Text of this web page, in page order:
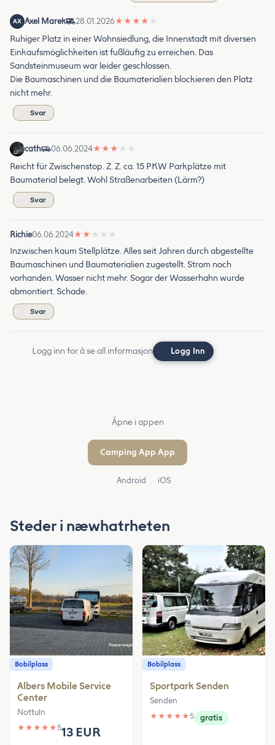
AX Axel Marek 28.01.2026★ ★ ★ ★ ★
Ruhiger Platz in einer Wohnsiedlung, die Innenstadt mit diversen
Einkaufsmöglichkeiten ist fußläufig zu erreichen. Das
Sandsteinmuseum war leider geschlossen.
Die Baumaschinen und die Baumaterialien blockieren den Platz
nicht mehr.
Svar
cath 06.06.2024★ ★ ★ ★ ★
Reicht für Zwischenstop. Z. Z. ca. 15 PKW Parkplätze mit
Baumaterial belegt. Wohl Straßenarbeiten (Lärm?)
Svar
Richie06.06.2024★ ★ ★ ★ ★
Inzwischen kaum Stellplätze. Alles seit Jahren durch abgestellte
Baumaschinen und Baumaterialien zugestellt. Strom noch
vorhanden. Wasser nicht mehr. Sogar der Wasserhahn wurde
abmontiert. Schade.
Svar
Logg inn for å se all informasjon Logg Inn
Åpne i appen
Camping App App
Android iOS
Steder i næwhatrheten
Bobilplass
Albers Mobile Service
Center
Nottuln
★ ★ ★ ★ ★513 EUR
Bobilplass
Sportpark Senden
Senden
★ ★ ★ ★ ★5 gratis